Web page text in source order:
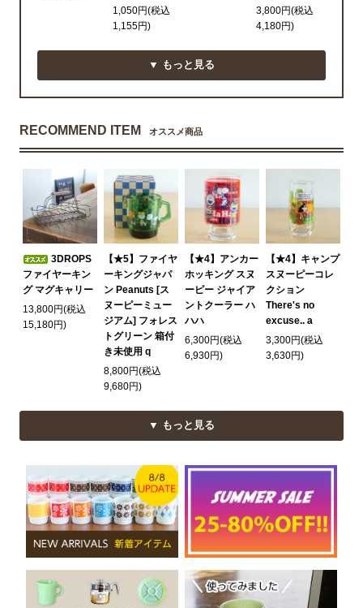
1,050円(税込
1,155円)
3,800円(税込
4,180円)
▼ もっと見る
RECOMMEND ITEM オススメ商品
3DROPS
ファイヤーキン
グ マグキャリー
13,800円(税込
15,180円)
【★5】ファイヤ
ーキングジャパ
ン Peanuts [ス
ヌーピーミュー
ジアム] フォレス
トグリーン 箱付
き未使用 q
8,800円(税込
9,680円)
【★4】アンカー
ホッキング スヌ
ーピー ジャイア
ントクーラー ハ
ハハ
6,300円(税込
6,930円)
【★4】キャンプ
スヌーピーコレ
クション
There's no
excuse.. a
3,300円(税込
3,630円)
▼ もっと見る